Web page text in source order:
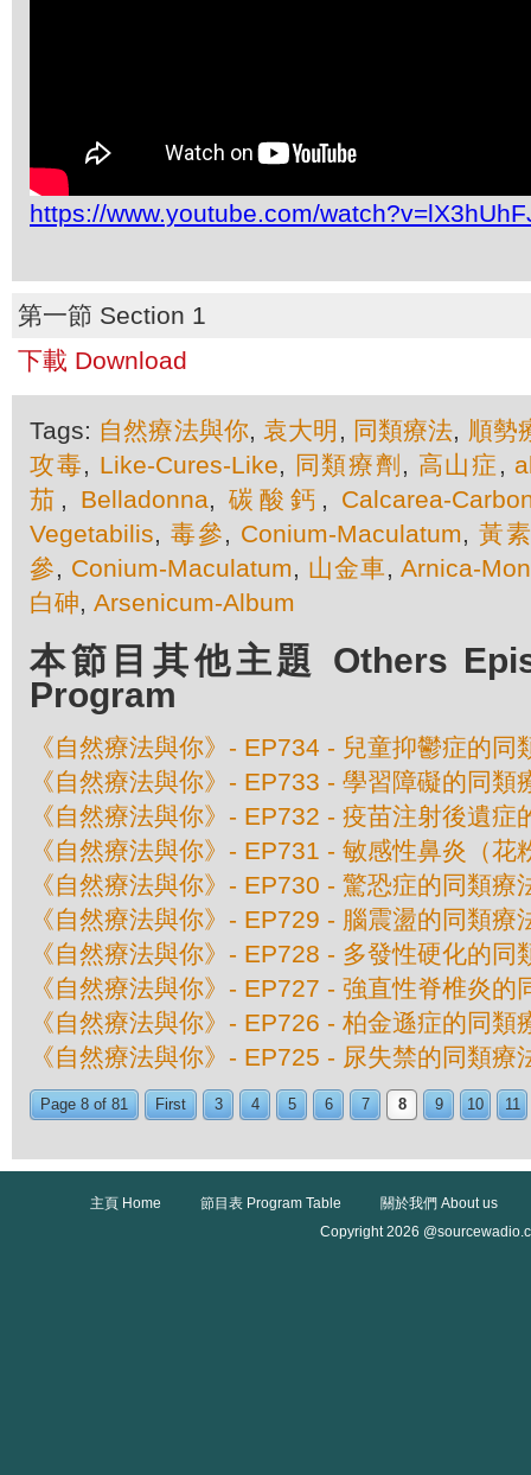
https://www.youtube.com/
第一節 Section 1
下載 Download
Tags: 自然療法與你,袁大明 , 同類療法, 順勢
攻毒, Like-Cures-Like, 同類療劑 , 高山症 ,
茄 , Belladonna, 碳酸鈣 , Calcarea-
Vegetabilis, 毒參, Conium-Maculatum,黃
參, Conium-Maculatum, 山金車,Arnica-
白砷, Arsenicum-Album
本節目其他主題 Others
Program
《自然療法與你》- EP734 - 兒童抑鬱症的同
《自然療法與你》- EP733 - 學習障礙的同類
《自然療法與你》- EP732 - 疫苗注射後遺症
《自然療法與你》- EP731 - 敏感性鼻炎（花
《自然療法與你》- EP730 - 驚恐症的同類療
《自然療法與你》- EP729 - 腦震盪的同類療
《自然療法與你》- EP728 - 多發性硬化的同
《自然療法與你》- EP727 - 強直性脊椎炎的
《自然療法與你》- EP726 - 柏金遜症的同類
《自然療法與你》- EP725 - 尿失禁的同類療
Page 8 of 81 First 3 4 5 6 7 8 9 10 11
主頁 Home 節目表 Program Table
關於我們 About us
Copyright 2026